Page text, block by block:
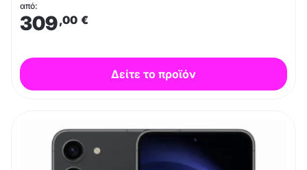
από:
309,00 €
Δείτε το προϊόν